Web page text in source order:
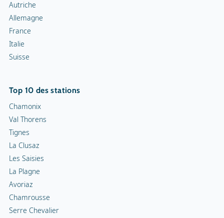
Autriche
Allemagne
France
Italie
Suisse
Top 10 des stations
Chamonix
Val Thorens
Tignes
La Clusaz
Les Saisies
La Plagne
Avoriaz
Chamrousse
Serre Chevalier